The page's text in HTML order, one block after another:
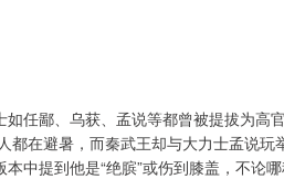
任鄙、乌获、孟说等都曾被提拔为高
在避暑，而秦武王却与大力士孟说玩
中提到他是“绝膑”或伤到膝盖，不论